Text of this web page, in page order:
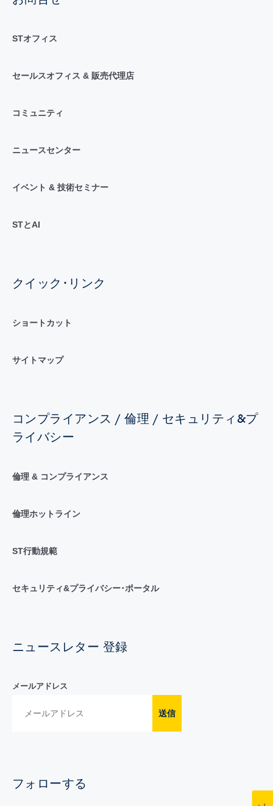
STオフィス
セールスオフィス & 販売代理店
コミュニティ
ニュースセンター
イベント & 技術セミナー
STとAI
クイック･リンク
ショートカット
サイトマップ
コンプライアンス / 倫理 / セキュリティ&プ
ライバシー
倫理 & コンプライアンス
倫理ホットライン
ST行動規範
セキュリティ&プライバシー･ポータル
ニュースレター 登録
メールアドレス
送信
フォローする